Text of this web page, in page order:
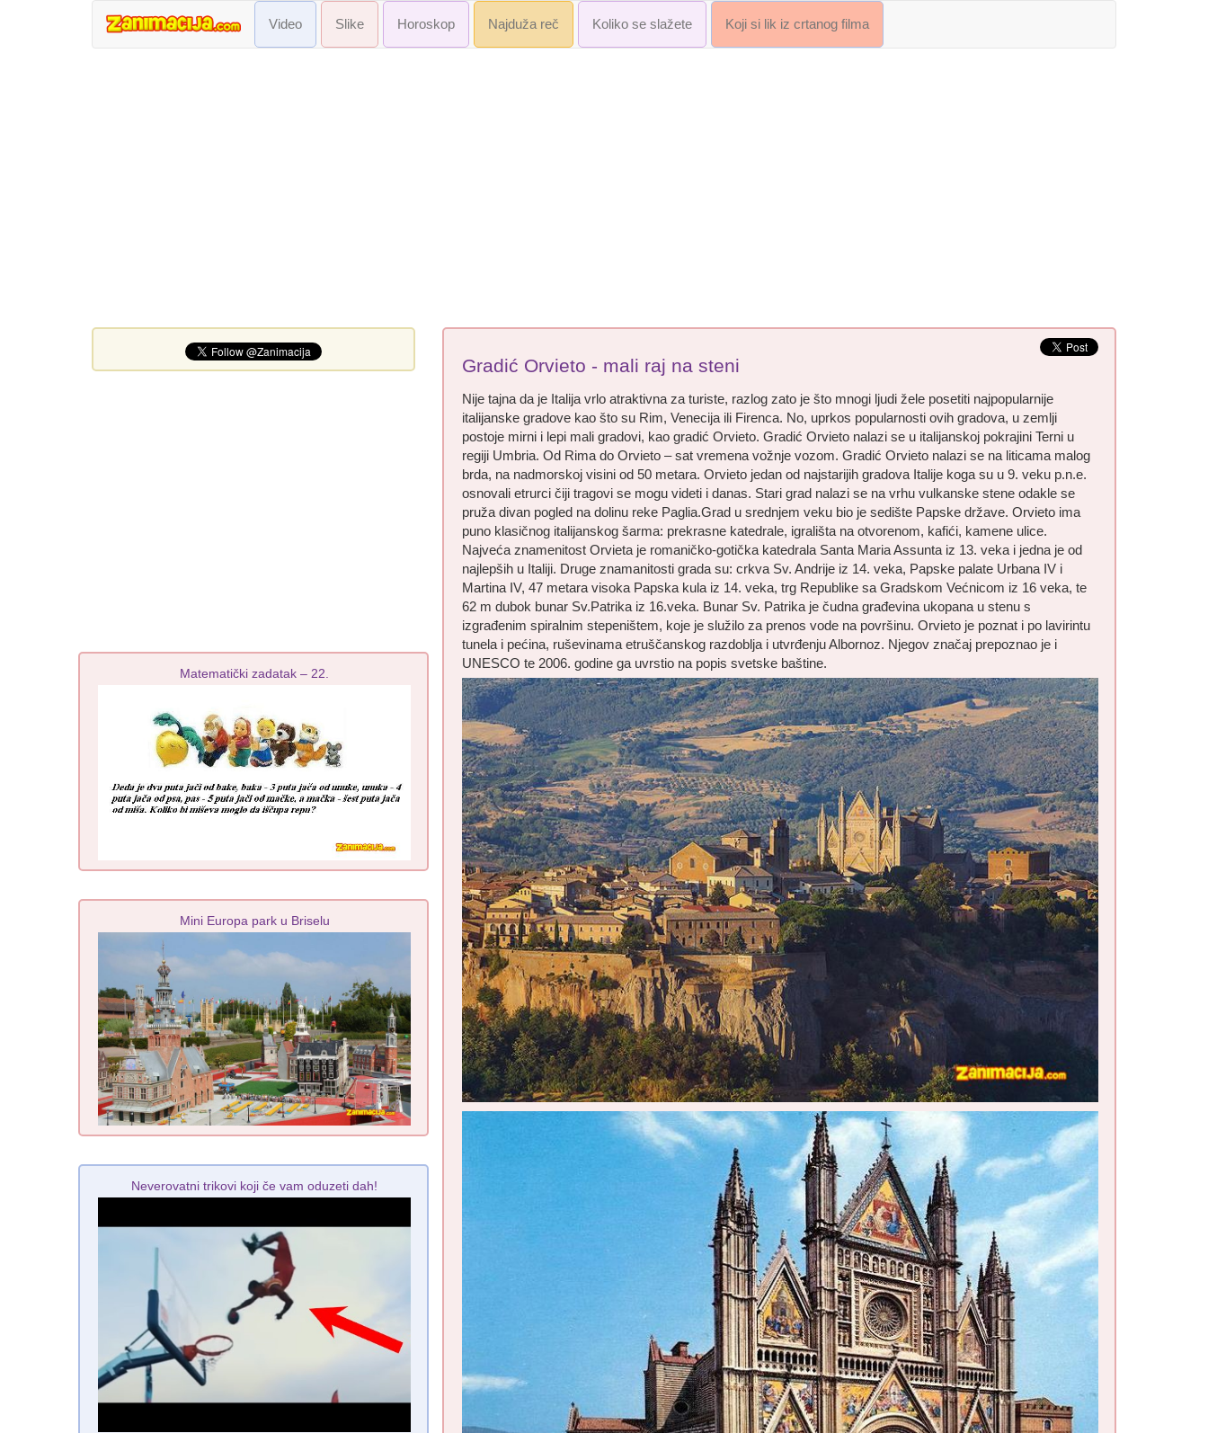
Video Slike Horoskop Najduža reč Koliko se slažete Koji si lik iz crtanog filma
Gradić Orvieto - mali raj na steni
Nije tajna da je Italija vrlo atraktivna za turiste, razlog zato je što mnogi ljudi žele posetiti najpopularnije
italijanske gradove kao što su Rim, Venecija ili Firenca. No, uprkos popularnosti ovih gradova, u zemlji
postoje mirni i lepi mali gradovi, kao gradić Orvieto. Gradić Orvieto nalazi se u italijanskoj pokrajini Terni u
regiji Umbria. Od Rima do Orvieto – sat vremena vožnje vozom. Gradić Orvieto nalazi se na liticama malog
brda, na nadmorskoj visini od 50 metara. Orvieto jedan od najstarijih gradova Italije koga su u 9. veku p.n.e.
osnovali etrurci čiji tragovi se mogu videti i danas. Stari grad nalazi se na vrhu vulkanske stene odakle se
pruža divan pogled na dolinu reke Paglia.Grad u srednjem veku bio je sedište Papske države. Orvieto ima
puno klasičnog italijanskog šarma: prekrasne katedrale, igrališta na otvorenom, kafići, kamene ulice.
Najveća znamenitost Orvieta je romaničko-gotička katedrala Santa Maria Assunta iz 13. veka i jedna je od
najlepših u Italiji. Druge znamanitosti grada su: crkva Sv. Andrije iz 14. veka, Papske palate Urbana IV i
Martina IV, 47 metara visoka Papska kula iz 14. veka, trg Republike sa Gradskom Većnicom iz 16 veka, te
62 m dubok bunar Sv.Patrika iz 16.veka. Bunar Sv. Patrika je čudna građevina ukopana u stenu s
izgrađenim spiralnim stepeništem, koje je služilo za prenos vode na površinu. Orvieto je poznat i po lavirintu
tunela i pećina, ruševinama etruščanskog razdoblja i utvrđenju Albornoz. Njegov značaj prepoznao je i
UNESCO te 2006. godine ga uvrstio na popis svetske baštine.
Matematički zadatak – 22.
Mini Europa park u Briselu
Neverovatni trikovi koji če vam oduzeti dah!